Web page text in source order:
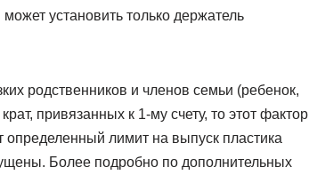
установить только держатель
родственников и членов семьи (ребенок,
привязанных к 1-му счету, то этот фактор
определенный лимит на выпуск пластика
Более подробно по дополнительных